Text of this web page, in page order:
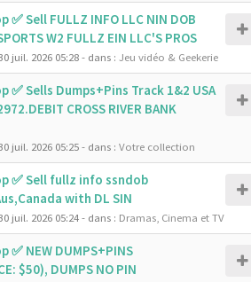
Sell FULLZ INFO LLC NIN DOB
W2 FULLZ EIN LLC'S PROS
juil. 2026 05:28- dans : Jeu vidéo & Geekerie
✅ Sells Dumps+Pins Track 1&2 USA
CROSS RIVER BANK
juil. 2026 05:25- dans : Votre collection
✅ Sell fullz info ssndob
with DL SIN
juil. 2026 05:24- dans : Dramas, Cinema et TV
NEW DUMPS+PINS
$50), DUMPS NO PIN